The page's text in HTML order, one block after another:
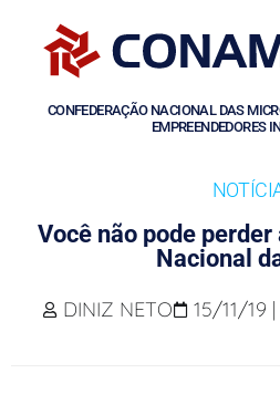
CONFEDERAÇÃO NACIONAL DAS
EMPREENDEDORES
Você não pode perder
Nacional
DINIZ NETO 15/11/19